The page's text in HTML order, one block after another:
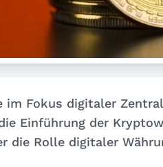
im Fokus digitaler
Einführung der
die Rolle digitaler